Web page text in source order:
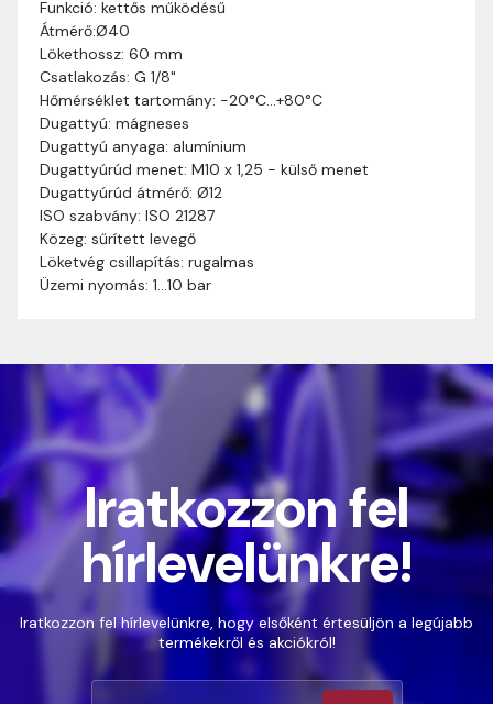
Funkció: kettős működésű
Átmérő:Ø40
Lökethossz: 60 mm
Csatlakozás: G 1/8"
Hőmérséklet tartomány: -20°C…+80°C
Dugattyú: mágneses
Dugattyú anyaga: alumínium
Dugattyúrúd menet: M10 x 1,25 - külső menet
Dugattyúrúd átmérő: Ø12
ISO szabvány: ISO 21287
Közeg: sűrített levegő
Löketvég csillapítás: rugalmas
Üzemi nyomás: 1…10 bar
információinkat, hogy a vásárlásotok gördülékenyen és
zökkenőmentesen történhessen.
Szállítási idő:
munkanapon belül kézbesítjük. Amennyiben
valamilyen okból kifolyólag a szállítás hosszabb
ideig tart, előre értesítünk benneteket.
Szállítási díj: A szállítási díj függ a termék súlyától
és a szállítási cím távolságától. A pontos szállítási
díjat a vásárlás folyamata során megtekinthetitek,
mielőtt a rendelést véglegesítitek.
Iratkozzon fel
hírlevelünkre!
Iratkozzon fel hírlevelünkre, hogy elsőként értesüljön a legújabb
termékekről és akciókról!